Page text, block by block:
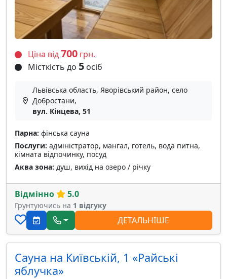
Ціна від700 грн.
Місткість до 5 осіб
Львівська область, Яворівський район, село
Добростани,
вул. Кінцева, 51
Парна: фінська сауна
Послуги: адміністратор, мангал, готель, вода питна,
кімната відпочинку, посуд
Аква зона: душ, вихід на озеро / річку
Відмінно 5.0
Грунтуючись на 1 відгуку
ДЕТАЛЬНІШЕ
Сауна на Київській, 1 «Райські
яблучка»